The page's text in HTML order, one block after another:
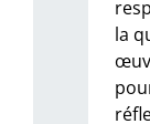
la